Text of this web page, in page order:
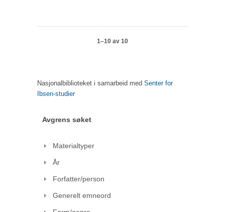
1–10 av 10
Nasjonalbiblioteket i samarbeid med Senter for
Ibsen-studier
Avgrens søket
Materialtyper
År
Forfatter/person
Generelt emneord